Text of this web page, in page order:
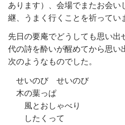
あります）、会場でまたお会い
継、うまく行くことを祈ってい
先日の要庵でどうしても思い出
代の詩を酔いが醒めてから思い
次のようなものでした。
せいのび せいのび
木の葉っぱ
風とおしゃべり
したくって